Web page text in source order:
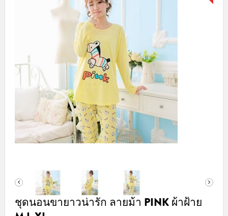
ชุดนอนขายาวน่ารัก ลายม้า PINK ผ้าฝ้าย